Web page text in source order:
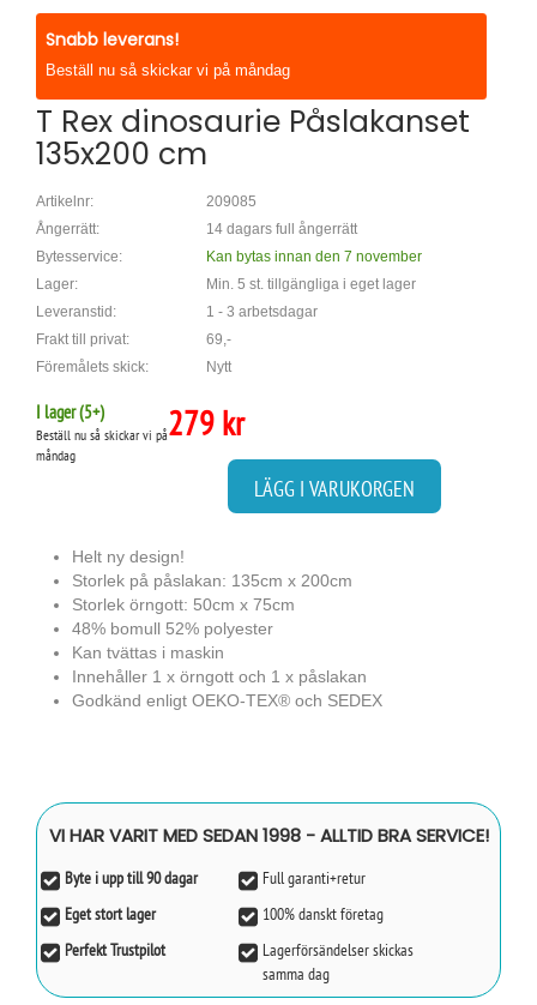
Snabb leverans!
Beställ nu så skickar vi på måndag
T Rex dinosaurie Påslakanset
135x200 cm
Artikelnr:
209085
Ångerrätt:
14 dagars full ångerrätt
Bytesservice:
Kan bytas innan den 7 november
Lager:
Min. 5 st. tillgängliga i eget lager
Leveranstid:
1 - 3 arbetsdagar
Frakt till privat:
69,-
Föremålets skick:
Nytt
I lager (5+)
Beställ nu så skickar vi på
måndag
279 kr
LÄGG I VARUKORGEN
Helt ny design!
Storlek på påslakan: 135cm x 200cm
Storlek örngott: 50cm x 75cm
48% bomull 52% polyester
Kan tvättas i maskin
Innehåller 1 x örngott och 1 x påslakan
Godkänd enligt OEKO-TEX® och SEDEX
VI HAR VARIT MED SEDAN 1998 - ALLTID BRA SERVICE!
Byte i upp till 90 dagar
Full garanti+retur
Eget stort lager
100% danskt företag
Perfekt Trustpilot
Lagerförsändelser skickas
samma dag